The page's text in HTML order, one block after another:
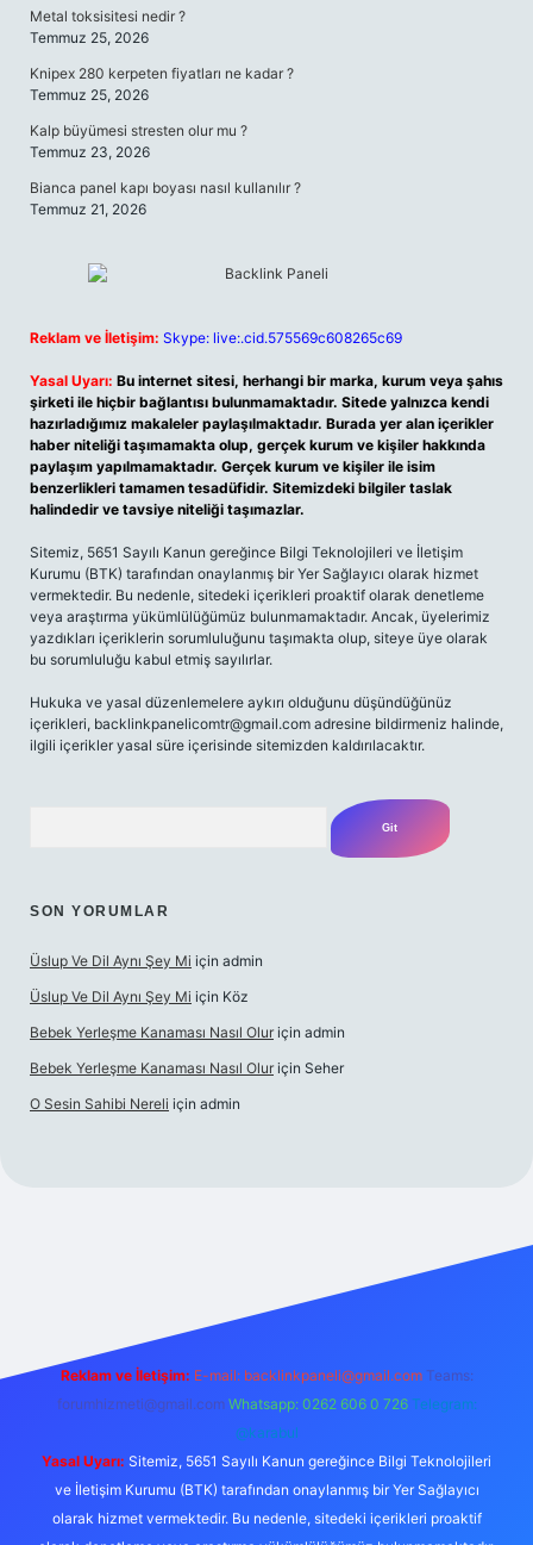
Metal toksisitesi nedir ?
Temmuz 25, 2026
Knipex 280 kerpeten fiyatları ne kadar ?
Temmuz 25, 2026
Kalp büyümesi stresten olur mu ?
Temmuz 23, 2026
Bianca panel kapı boyası nasıl kullanılır ?
Temmuz 21, 2026
Reklam ve İletişim: Skype: live:.cid.575569c608265c69
Yasal Uyarı: Bu internet sitesi, herhangi bir marka, kurum veya şahıs
şirketi ile hiçbir bağlantısı bulunmamaktadır. Sitede yalnızca kendi
hazırladığımız makaleler paylaşılmaktadır. Burada yer alan içerikler
haber niteliği taşımamakta olup, gerçek kurum ve kişiler hakkında
paylaşım yapılmamaktadır. Gerçek kurum ve kişiler ile isim
benzerlikleri tamamen tesadüfidir. Sitemizdeki bilgiler taslak
halindedir ve tavsiye niteliği taşımazlar.
Sitemiz, 5651 Sayılı Kanun gereğince Bilgi Teknolojileri ve İletişim
Kurumu (BTK) tarafından onaylanmış bir Yer Sağlayıcı olarak hizmet
vermektedir. Bu nedenle, sitedeki içerikleri proaktif olarak denetleme
veya araştırma yükümlülüğümüz bulunmamaktadır. Ancak, üyelerimiz
yazdıkları içeriklerin sorumluluğunu taşımakta olup, siteye üye olarak
bu sorumluluğu kabul etmiş sayılırlar.
Hukuka ve yasal düzenlemelere aykırı olduğunu düşündüğünüz
içerikleri, backlinkpanelicomtr@gmail.com adresine bildirmeniz halinde,
ilgili içerikler yasal süre içerisinde sitemizden kaldırılacaktır.
SON YORUMLAR
Üslup Ve Dil Aynı Şey Mi için admin
Üslup Ve Dil Aynı Şey Mi için Köz
Bebek Yerleşme Kanaması Nasıl Olur için admin
Bebek Yerleşme Kanaması Nasıl Olur için Seher
O Sesin Sahibi Nereli için admin
Reklam ve İletişim: E-mail: backlinkpaneli@gmail.com Teams:
forumhizmeti@gmail.com Whatsapp: 0262 606 0 726 Telegram:
@karabul
Yasal Uyarı: Sitemiz, 5651 Sayılı Kanun gereğince Bilgi Teknolojileri
ve İletişim Kurumu (BTK) tarafından onaylanmış bir Yer Sağlayıcı
olarak hizmet vermektedir. Bu nedenle, sitedeki içerikleri proaktif